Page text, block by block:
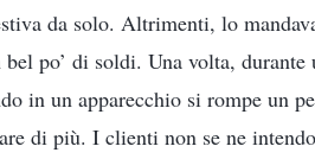
da solo. Altrimenti, lo
po’ di soldi. Una volta,
in un apparecchio si rompe un
di più. I clienti non se ne